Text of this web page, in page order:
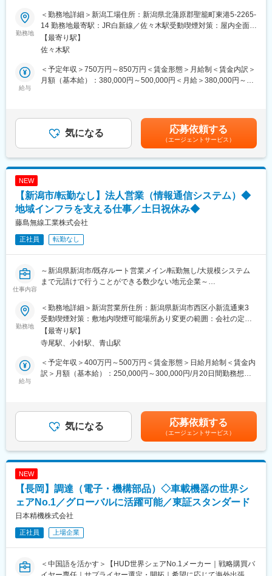
・無借金経営を長く続け利益水準も高く業績は安定、安心して長
く働ける会社です。
変更の範囲：会社の定める業務
ADVANTECグループのメイン製造拠点、新潟工場にて品質管理業
務における管理職（グループリーダー）を担当頂きます。新潟工
場の品質戦略を策定・推進し、製品の安定供給および顧客満足度
向上に繋げていたくことががミッションとなります。
■業務詳細：
・品質方針・品質基準の浸透
び再発防止策の実施
・統計的手法を活用した製造工程の監視および全体最適化の提
■携わる製品：
半導体向けカートリッジフィルター、ハウジング、定性定量濾
紙、分析用濾紙など
■当社の特徴：
展開し、安定した業績を実現。高品質な製品づくりを通じて産業
や社会に貢献し、持続可能な未来を支えています。
変更の範囲：会社の定める業務
勤務地
＜勤務地詳細＞新潟工場住所：新潟県北蒲原郡聖籠町東港5-2265-
14 勤務地最寄駅：JR白新線／佐々木駅受動喫煙対策：屋内全面禁
煙変更の範囲：会社の定める事業所
【最寄り駅】
佐々木駅
給与
＜予定年収＞750万円～850万円＜賃金形態＞月給制＜賃金内訳＞
月額（基本給）：380,000円～500,000円＜月給＞380,000円～
であり、選考を通じて上下する可能性があります。月給(月額)は固
定手当を含めた表記です。
気になる 応募依頼する
（エージェントサービス）
NEW
【新潟市/転勤なし】法人営業（情報通信システム）◆
地域インフラを支える仕事／土日祝休み◆
藤島無線工業株式会社
正社員 転勤なし
仕事内容
～新潟県新潟市/既存ルート営業メイン/転勤無し/大規模システム
まで元請けで行うことができる数少ない地元企業～
■おすすめポイント
・地域でも有数の技術力を活かした会社・地域インフラを支える
仕事
・防犯監視カメラ・防災無線・通信設備などの工事プロジェクト
の管理者
■職務内容：
※導入実績が評価され、顧客企業の別支店への導入が依頼されるケ
ースもあります。
■売上割合
7割程度が公共、３割程度が民間と安定した受注が行えておりま
す。
エリアで営業活動していただきます。
営業担当者は全社で5名。最初は先輩社員に同行し、早ければ6ヶ
勤務地
＜勤務地詳細＞新潟営業所住所：新潟県新潟市西区小新流通東3
受動喫煙対策：敷地内喫煙可能場所あり変更の範囲：会社の定め
る事業所
【最寄り駅】
寺尾駅、小針駅、青山駅
給与
＜予定年収＞400万円～500万円＜賃金形態＞日給月給制＜賃金内
訳＞月額（基本給）：250,000円～300,000円/月20日間勤務想定
手当＞有＜給与補足＞賞与：年２回（７月・１２月、過去実績
400000円～600000円）さらに、会社業績により決算賞与あり給
与改定：４月賃金はあくまでも目安の金額であり、選考を通じて
上下する可能性があります。月給(月額)は固定手当を含めた表記で
す。
気になる 応募依頼する
（エージェントサービス）
NEW
【長岡】調達（電子・機構部品）◇車載機器の世界シ
ェアNo.1／グローバルに活躍可能／東証スタンダード
日本精機株式会社
正社員 上場企業
＜中国語を活かす＞【HUD世界シェアNo.1メーカー｜戦略購買バ